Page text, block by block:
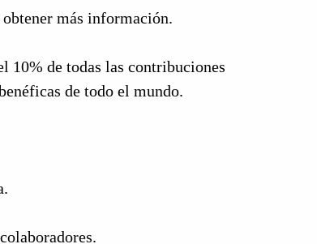
obtener más información.
10% de todas las contribuciones
de todo el mundo.